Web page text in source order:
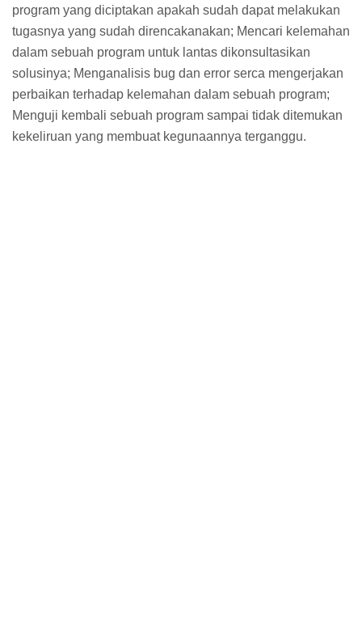
program yang diciptakan apakah sudah dapat melakukan
tugasnya yang sudah direncakanakan; Mencari kelemahan
dalam sebuah program untuk lantas dikonsultasikan
solusinya; Menganalisis bug dan error serca mengerjakan
perbaikan terhadap kelemahan dalam sebuah program;
Menguji kembali sebuah program sampai tidak ditemukan
kekeliruan yang membuat kegunaannya terganggu.